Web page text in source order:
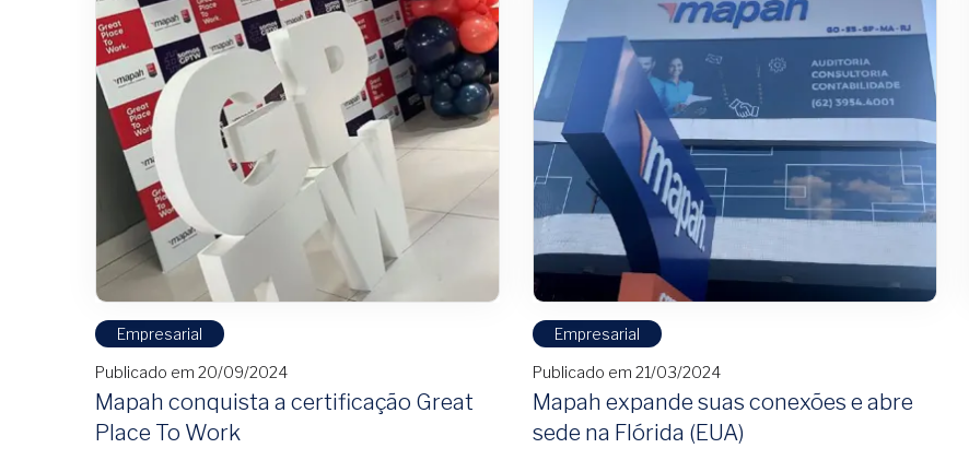
Empresarial
Publicado em 20/09/2024
Mapah conquista a certificação Great
Place To Work
Empresarial
Publicado em 21/03/2024
Mapah expande suas conexões e abre
sede na Flórida (EUA)